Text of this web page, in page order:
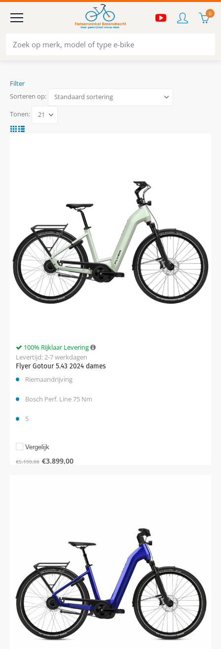
0
Filter
Sorteren op:
Tonen:
Flyer Gotour 5.43 2024 dames
100% Rijklaar Levering
Levertijd: 2-7 werkdagen
Riemaandrijving
Bosch Perf. Line 75 Nm
5
€5.199,00 €3.899,00
Vergelijk